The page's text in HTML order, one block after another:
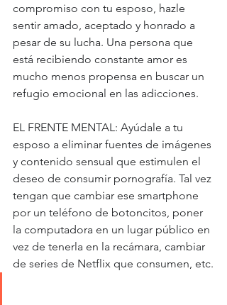
compromiso con tu esposo, hazle
sentir amado, aceptado y honrado a
pesar de su lucha. Una persona que
está recibiendo constante amor es
mucho menos propensa en buscar un
refugio emocional en las adicciones.
EL FRENTE MENTAL: Ayúdale a tu
esposo a eliminar fuentes de imágenes
y contenido sensual que estimulen el
deseo de consumir pornografía. Tal vez
tengan que cambiar ese smartphone
por un teléfono de botoncitos, poner
la computadora en un lugar público en
vez de tenerla en la recámara, cambiar
de series de Netflix que consumen, etc.